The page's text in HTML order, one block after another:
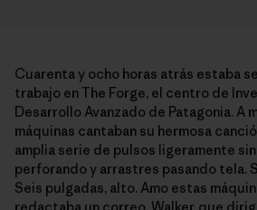
Cuarenta y ocho horas atrás estaba
trabajo en The Forge, el centro de
Desarrollo Avanzado de Patagonia. A
máquinas cantaban su hermosa
amplia serie de pulsos ligeramente
perforando y arrastres pasando tela.
Seis pulgadas, alto. Amo estas